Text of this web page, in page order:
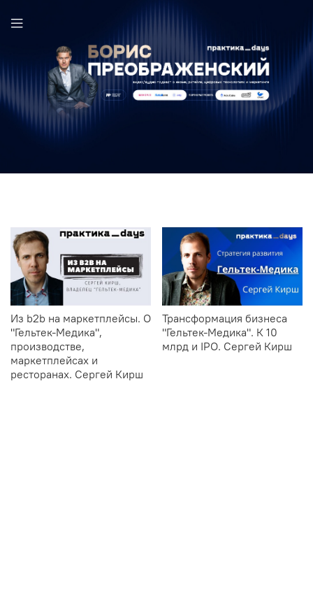
Из b2b на маркетплейсы. О
"Гельтек-Медика",
производстве,
маркетплейсах и
ресторанах. Сергей Кирш
Трансформация бизнеса
"Гельтек-Медика". К 10
млрд и IPO. Сергей Кирш